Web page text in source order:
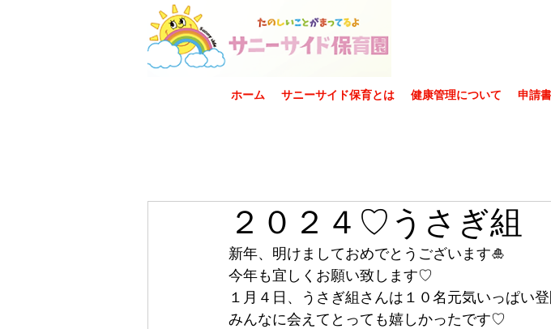
ホーム サニーサイド保育とは 健康管理について 申請
２０２４♡うさぎ組
新年、明けましておめでとうございます🎍
今年も宜しくお願い致します♡
１月４日、うさぎ組さんは１０名元気いっぱい
みんなに会えてとっても嬉しかったです♡